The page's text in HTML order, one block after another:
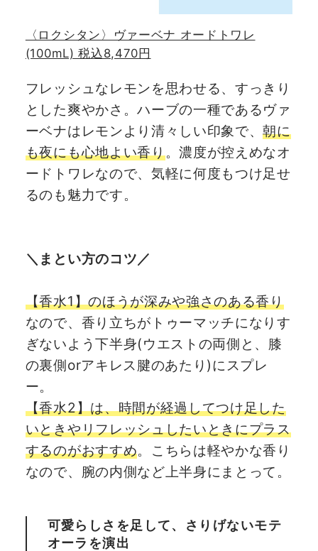
〈ロクシタン〉ヴァーベナ オードトワレ
(100mL) 税込8,470円
フレッシュなレモンを思わせる、すっきり
とした爽やかさ。ハーブの一種であるヴァ
ーベナはレモンより清々しい印象で、朝に
も夜にも心地よい香り。濃度が控えめなオ
ードトワレなので、気軽に何度もつけ足せ
るのも魅力です。
＼まとい方のコツ／
【香水1】のほうが深みや強さのある香り
なので、香り立ちがトゥーマッチになりす
ぎないよう下半身(ウエストの両側と、膝
の裏側orアキレス腱のあたり)にスプレ
ー。
【香水2】は、時間が経過してつけ足した
いときやリフレッシュしたいときにプラス
するのがおすすめ。こちらは軽やかな香り
なので、腕の内側など上半身にまとって。
可愛らしさを足して、さりげないモテ
オーラを演出